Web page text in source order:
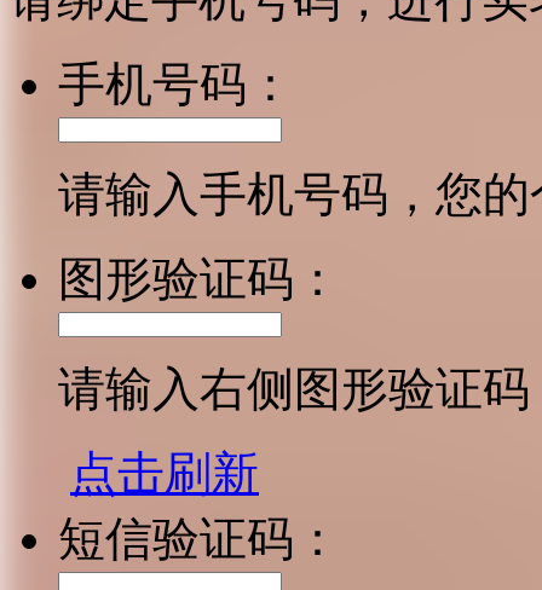
手机号码：
请输入手机号码，您
图形验证码：
请输入右侧图形验证码
点击刷新
短信验证码：